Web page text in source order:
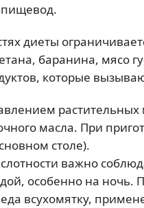
диеты
баранина, мясо
которые
масла. При
столе).
важно
особенно на ночь.
всухомятку,